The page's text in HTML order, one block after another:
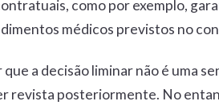
como por exemplo,
médicos previstos no
a decisão liminar não é uma
revista posteriormente. No